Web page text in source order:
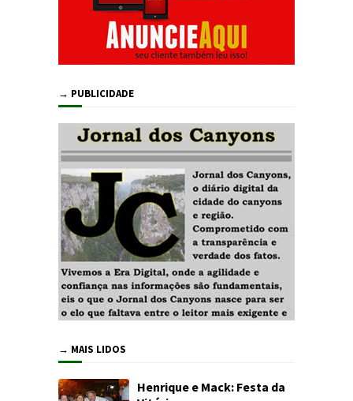
→ PUBLICIDADE
→ MAIS LIDOS
Henrique e Mack: Festa da